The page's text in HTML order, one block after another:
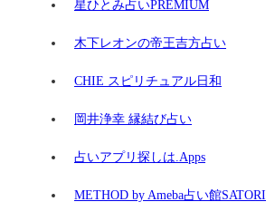
星ひとみ占いPREMIUM
木下レオンの帝王吉方占い
CHIE スピリチュアル日和
岡井浄幸 縁結び占い
占いアプリ探しは.Apps
METHOD by Ameba占い館SATORI